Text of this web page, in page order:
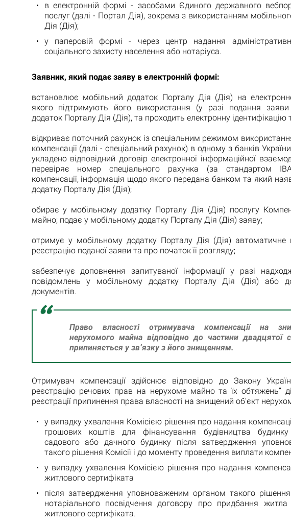
в електронній формі - засобами Єдиного державного
послуг (далі - Портал Дія), зокрема з використанням
Дія (Дія);
у паперовій формі - через центр надання
соціального захисту населення або нотаріуса.
Заявник, який подає заяву в електронній формі:
встановлює мобільний додаток Порталу Дія (Дія) на
якого підтримують його використання (у разі подання
додаток Порталу Дія (Дія), та проходить електронну ідентифікацію
відкриває поточний рахунок із спеціальним режимом
компенсації (далі - спеціальний рахунок) в одному з банків
укладено відповідний договір електронної інформаційної
перевіряє номер спеціального рахунка (за стандартом
компенсації, інформація щодо якого передана банком та який
додатку Порталу Дія (Дія);
обирає у мобільному додатку Порталу Дія (Дія) послугу
майно; подає у мобільному додатку Порталу Дія (Дія) заяву;
отримує у мобільному додатку Порталу Дія (Дія) автоматичне
реєстрацію поданої заяви та про початок її розгляду;
забезпечує доповнення запитуваної інформації у разі
повідомлень у мобільному додатку Порталу Дія (Дія) або
документів.
Право власності отримувача компенсації на
нерухомого майна відповідно до частини двадцятої
припиняється у зв’язку з його знищенням.
Отримувач компенсації здійснює відповідно до Закону
реєстрацію речових прав на нерухоме майно та їх обтяжень”
реєстрації припинення права власності на знищений об’єкт
у випадку ухвалення Комісією рішення про надання
грошових коштів для фінансування будівництва
садового або дачного будинку після затвердження
такого рішення Комісії і до моменту проведення виплати
у випадку ухвалення Комісією рішення про надання
житлового сертифіката
після затвердження уповноваженим органом такого рішення
нотаріального посвідчення договору про придбання
житлового сертифіката.